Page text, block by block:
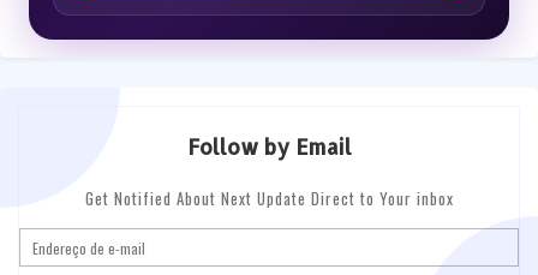
Follow by Email
Get Notified About Next Update Direct to Your inbox